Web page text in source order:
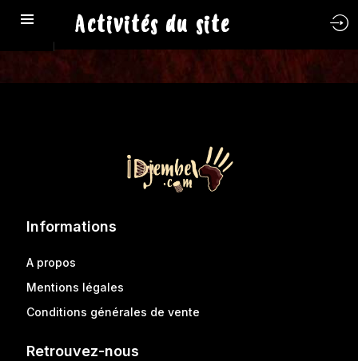
Activités du site
Informations
A propos
Mentions légales
Conditions générales de vente
Retrouvez-nous